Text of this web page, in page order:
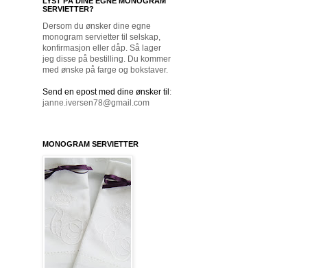
SERVIETTER?
Dersom du ønsker dine egne
monogram servietter til selskap,
konfirmasjon eller dåp. Så lager
jeg disse på bestilling. Du kommer
med ønske på farge og bokstaver.
Send en epost med dine ønsker til :
janne.iversen78@gmail.com
MONOGRAM SERVIETTER